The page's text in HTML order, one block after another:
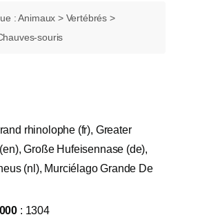
: Animaux > Vertébrés >
souris
rhinolophe (fr), Greater
Große Hufeisennase (de),
(nl), Murciélago Grande De
: 1304